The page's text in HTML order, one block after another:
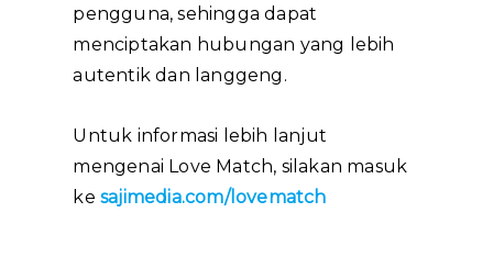
pengguna, sehingga dapat
menciptakan hubungan yang lebih
autentik dan langgeng.
Untuk informasi lebih lanjut
mengenai Love Match, silakan masuk
ke sajimedia.com/lovematch